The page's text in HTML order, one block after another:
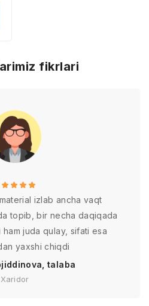
fikrlari
izlab ancha vaqt
topib, bir necha daqiqada
juda qulay, sifati esa
yaxshi chiqdi
talaba
Xaridor